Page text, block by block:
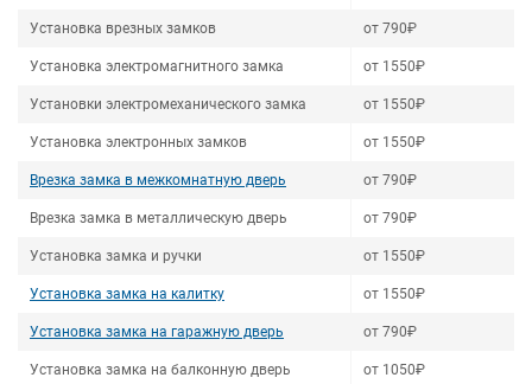
Установка врезных замков от 790₽
Установка электромагнитного замка от 1550₽
Установки электромеханического замка от 1550₽
Установка электронных замков от 1550₽
Врезка замка в межкомнатную дверь от 790₽
Врезка замка в металлическую дверь от 790₽
Установка замка и ручки от 1550₽
Установка замка на калитку от 1550₽
Установка замка на гаражную дверь от 790₽
Установка замка на балконную дверь от 1050₽